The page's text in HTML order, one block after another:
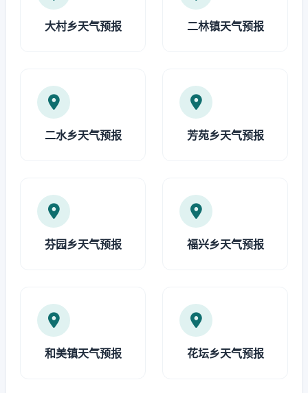
大村乡天气预报 二林镇天气预报
二水乡天气预报 芳苑乡天气预报
芬园乡天气预报 福兴乡天气预报
和美镇天气预报 花坛乡天气预报